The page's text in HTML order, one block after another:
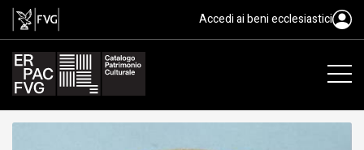
scodella, ambito friulano, XV
Accedi ai beni ecclesiastici